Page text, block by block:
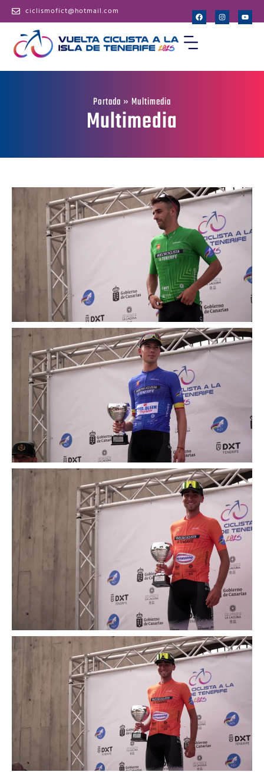
ciclismofict@hotmail.com
Portada » Multimedia
Multimedia